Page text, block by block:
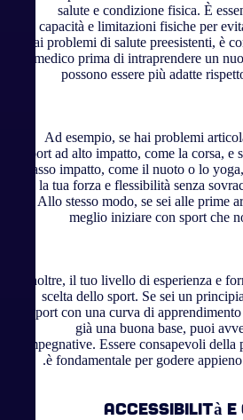
salute e condizione fisica. È
capacità e limitazioni fisiche per
hai problemi di salute preesistenti, è
medico prima di intraprendere un
possono essere più adatte
Ad esempio, se hai problemi
sport ad alto impatto, come la corsa,
basso impatto, come il nuoto o lo
la tua forza e flessibilità senza
Allo stesso modo, se sei alle prime
meglio iniziare con sport che
Inoltre, il tuo livello di esperienza e
scelta dello sport. Se sei un
sport con una curva di
già una buona base, puoi
impegnative. Essere consapevoli
è fondamentale per godere
Accessibilità